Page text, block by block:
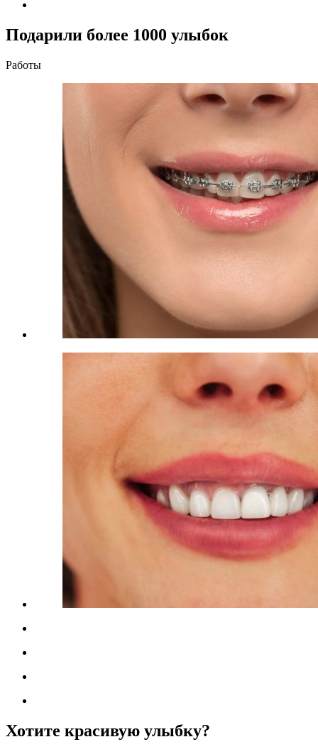
Подарили более 1000 улыбок
Работы
Хотите красивую улыбку?